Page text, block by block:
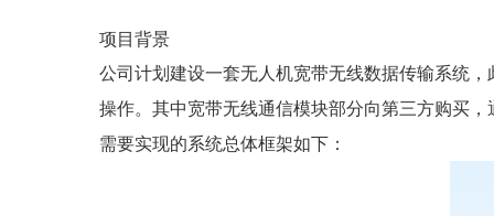
项目背景
公司计划建设一套无人机宽带无线数据传输系统
操作。其中宽带无线通信模块部分向第三方购买
需要实现的系统总体框架如下：